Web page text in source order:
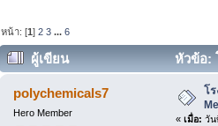
หน้า: [1]2 3 ...6
ผู้เขียน หัวข้อ:
polychemicals7
Hero Member
โ
« เมื่อ: วัน